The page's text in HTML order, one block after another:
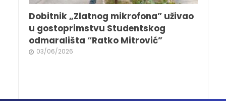
Dobitnik „Zlatnog mikrofona” uživao
u gostoprimstvu Studentskog
odmarališta “Ratko Mitrović”
03/06/2026